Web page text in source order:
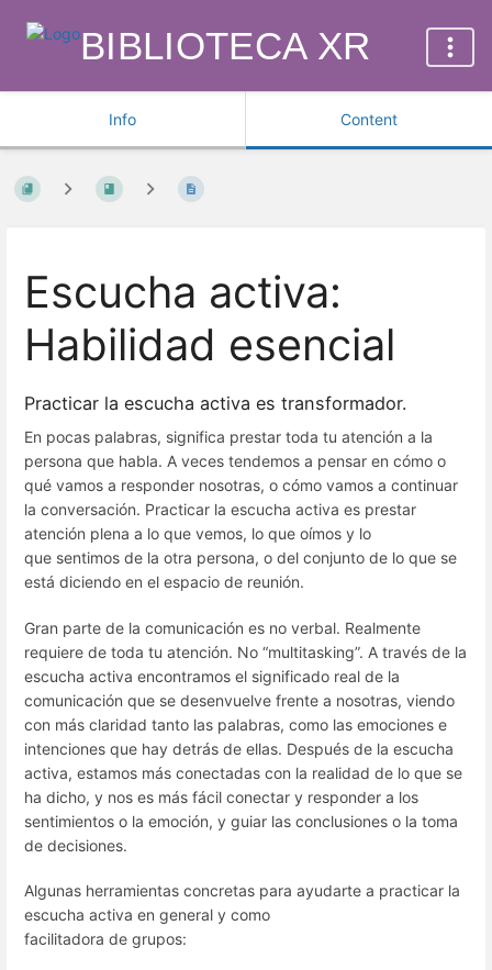
BIBLIOTECA XR
Info Content
Escucha activa:
Habilidad esencial
Practicar la escucha activa es transformador.
En pocas palabras, significa prestar toda tu atención a la
persona que habla. A veces tendemos a pensar en cómo o
qué vamos a responder nosotras, o cómo vamos a continuar
la conversación. Practicar la escucha activa es prestar
atención plena a lo que vemos, lo que oímos y lo
que sentimos de la otra persona, o del conjunto de lo que se
está diciendo en el espacio de reunión.
Gran parte de la comunicación es no verbal. Realmente
requiere de toda tu atención. No “multitasking”. A través de la
escucha activa encontramos el significado real de la
comunicación que se desenvuelve frente a nosotras, viendo
con más claridad tanto las palabras, como las emociones e
intenciones que hay detrás de ellas. Después de la escucha
activa, estamos más conectadas con la realidad de lo que se
ha dicho, y nos es más fácil conectar y responder a los
sentimientos o la emoción, y guiar las conclusiones o la toma
de decisiones.
Algunas herramientas concretas para ayudarte a practicar la
escucha activa en general y como
facilitadora de grupos: